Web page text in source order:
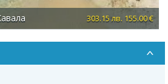
67.46 лв. 34.49 €